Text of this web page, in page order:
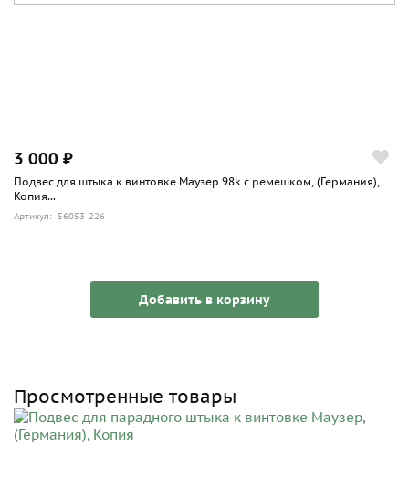
3 000 ₽
Подвес для штыка к винтовке Маузер 98k с ремешком, (Германия),
Копия...
Артикул: 56053-226
Добавить в корзину
Просмотренные товары